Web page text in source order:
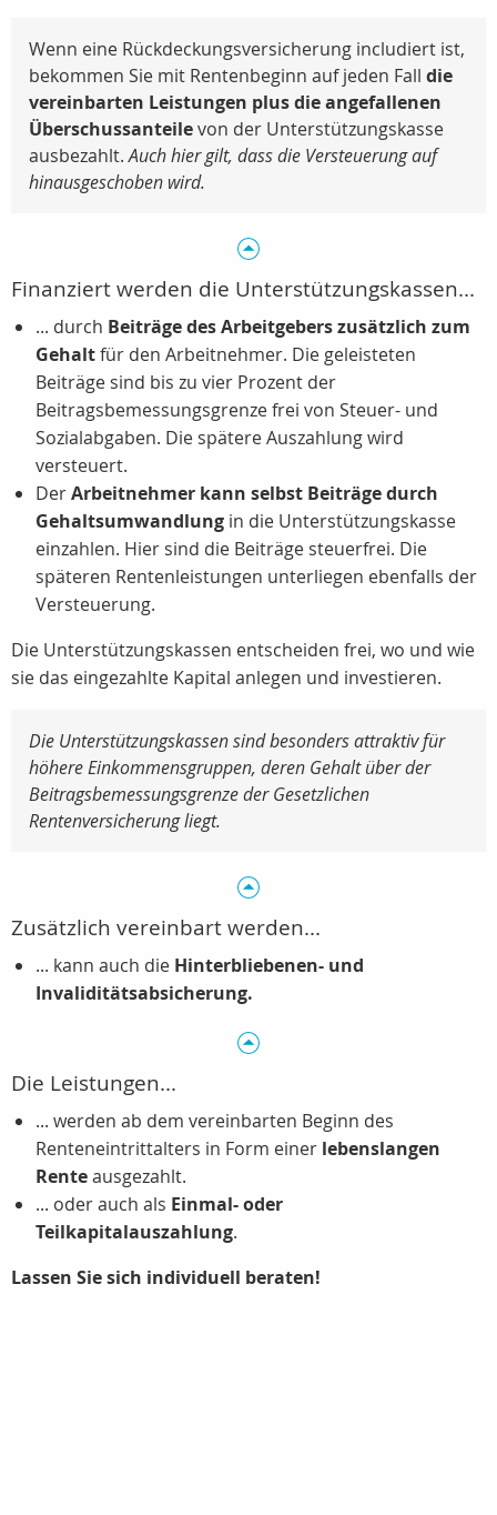
Wenn eine Rückdeckungsversicherung includiert ist,
bekommen Sie mit Rentenbeginn auf jeden Fall die
vereinbarten Leistungen plus die angefallenen
Überschussanteilevon der Unterstützungskasse
ausbezahlt.Auch hier gilt, dass die Versteuerung auf
hinausgeschoben wird.
Finanziert werden die Unterstützungskassen...
... durch Beiträge des Arbeitgebers zusätzlich zum
Gehaltfür den Arbeitnehmer. Die geleisteten
Beiträge sind bis zu vier Prozent der
Beitragsbemessungsgrenze frei von Steuer- und
Sozialabgaben. Die spätere Auszahlung wird
versteuert.
DerArbeitnehmer kann selbst Beiträge durch
Gehaltsumwandlung in die Unterstützungskasse
einzahlen. Hier sind die Beiträge steuerfrei. Die
späteren Rentenleistungen unterliegen ebenfalls der
Versteuerung.
Die Unterstützungskassen entscheiden frei, wo und wie
sie das eingezahlte Kapital anlegen und investieren.
Die Unterstützungskassen sind besonders attraktiv für
höhere Einkommensgruppen, deren Gehalt über der
Beitragsbemessungsgrenze der Gesetzlichen
Rentenversicherung liegt.
Zusätzlich vereinbart werden...
... kann auch die Hinterbliebenen- und
Invaliditätsabsicherung.
Die Leistungen...
... werden ab dem vereinbarten Beginn des
Renteneintrittalters in Form einer lebenslangen
Renteausgezahlt.
... oder auch als Einmal- oder
Teilkapitalauszahlung.
Lassen Sie sich individuell beraten!